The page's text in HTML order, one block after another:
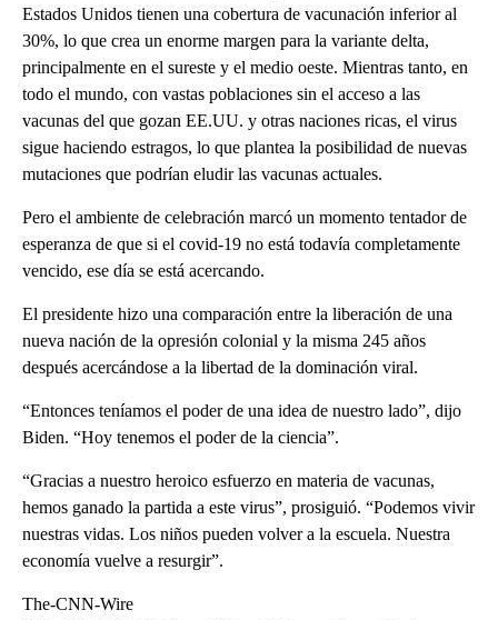
Estados Unidos tienen una cobertura de vacunación inferior al
30%, lo que crea un enorme margen para la variante delta,
principalmente en el sureste y el medio oeste. Mientras tanto, en
todo el mundo, con vastas poblaciones sin el acceso a las
vacunas del que gozan EE.UU. y otras naciones ricas, el virus
sigue haciendo estragos, lo que plantea la posibilidad de nuevas
mutaciones que podrían eludir las vacunas actuales.
Pero el ambiente de celebración marcó un momento tentador de
esperanza de que si el covid-19 no está todavía completamente
vencido, ese día se está acercando.
El presidente hizo una comparación entre la liberación de una
nueva nación de la opresión colonial y la misma 245 años
después acercándose a la libertad de la dominación viral.
“Entonces teníamos el poder de una idea de nuestro lado”, dijo
Biden. “Hoy tenemos el poder de la ciencia”.
“Gracias a nuestro heroico esfuerzo en materia de vacunas,
hemos ganado la partida a este virus”, prosiguió. “Podemos vivir
nuestras vidas. Los niños pueden volver a la escuela. Nuestra
economía vuelve a resurgir”.
The-CNN-Wire